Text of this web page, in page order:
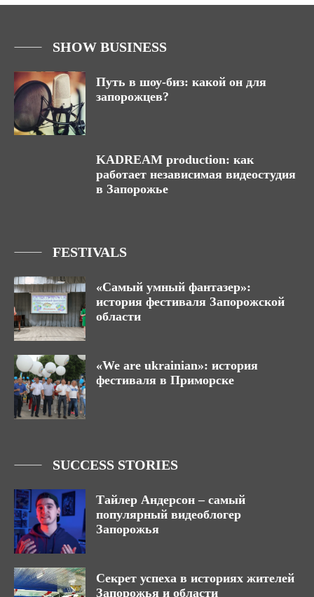
SHOW BUSINESS
Путь в шоу-биз: какой он для
запорожцев?
KADREAM production: как
работает независимая видеостудия
в Запорожье
FESTIVALS
«Самый умный фантазер»:
история фестиваля Запорожской
области
«We are ukrainian»: история
фестиваля в Приморске
SUCCESS STORIES
Тайлер Андерсон – самый
популярный видеоблогер
Запорожья
Секрет успеха в историях жителей
Запорожья и области